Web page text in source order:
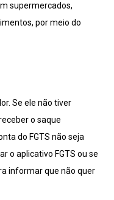
supermercados,
por meio do
Se ele não tiver
o saque
do FGTS não seja
o aplicativo FGTS ou se
informar que não quer